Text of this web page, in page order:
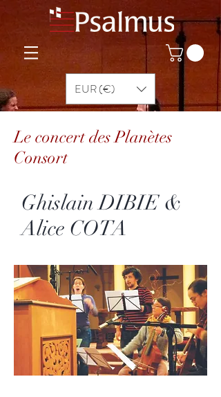
EUR (€)
Le concert des Planètes
Consort
Ghislain DIBIE &
Alice COTA